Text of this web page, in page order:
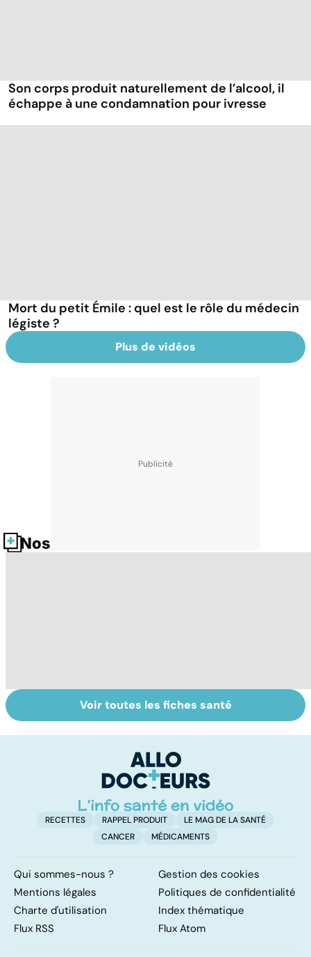
Son corps produit naturellement de l’alcool, il
échappe à une condamnation pour ivresse
Mort du petit Émile : quel est le rôle du médecin
légiste ?
Plus de vidéos
Nos fiches santé
Mediator® : le
début d'une
Tout savoir sur
les infections
Voir toutes les fiches santé
RECETTES RAPPEL PRODUIT
LE MAG DE LA SANTÉ
CANCER
MÉDICAMENTS
Qui sommes-nous ?
Gestion des cookies
Mentions légales
Politiques de confidentialité
Charte d'utilisation
Index thématique
Flux RSS
Flux Atom